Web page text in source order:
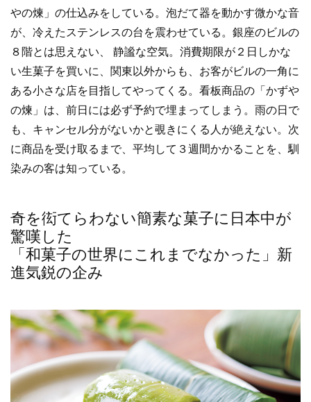
やの煉」の仕込みをしている。泡だて器を動かす微かな音
が、冷えたステンレスの台を震わせている。銀座のビルの
８階とは思えない、 静謐な空気。消費期限が２日しかな
い生菓子を買いに、関東以外からも、お客がビルの一角に
ある小さな店を目指してやってくる。看板商品の「かずや
の煉」は、前日には必ず予約で埋まってしまう。雨の日で
も、キャンセル分がないかと覗きにくる人が絶えない。次
に商品を受け取るまで、平均して３週間かかることを、馴
染みの客は知っている。
奇を衒てらわない簡素な菓子に日本中が
驚嘆した
「和菓子の世界にこれまでなかった」新
進気鋭の企み